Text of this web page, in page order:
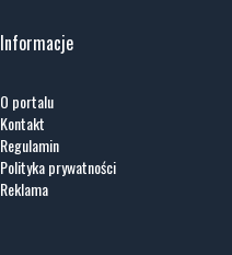
Informacje
O portalu
Kontakt
Regulamin
Polityka prywatności
Reklama